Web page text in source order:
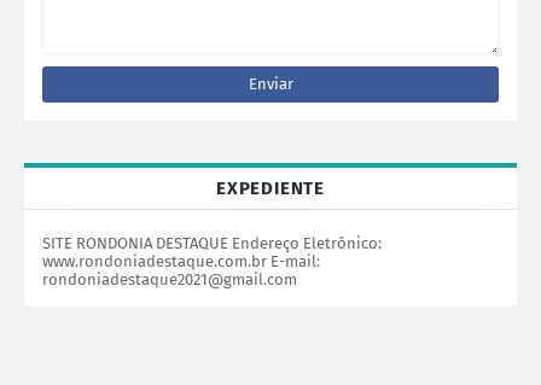
EXPEDIENTE
SITE RONDONIA DESTAQUE Endereço Eletrônico:
www.rondoniadestaque.com.br E-mail:
rondoniadestaque2021@gmail.com